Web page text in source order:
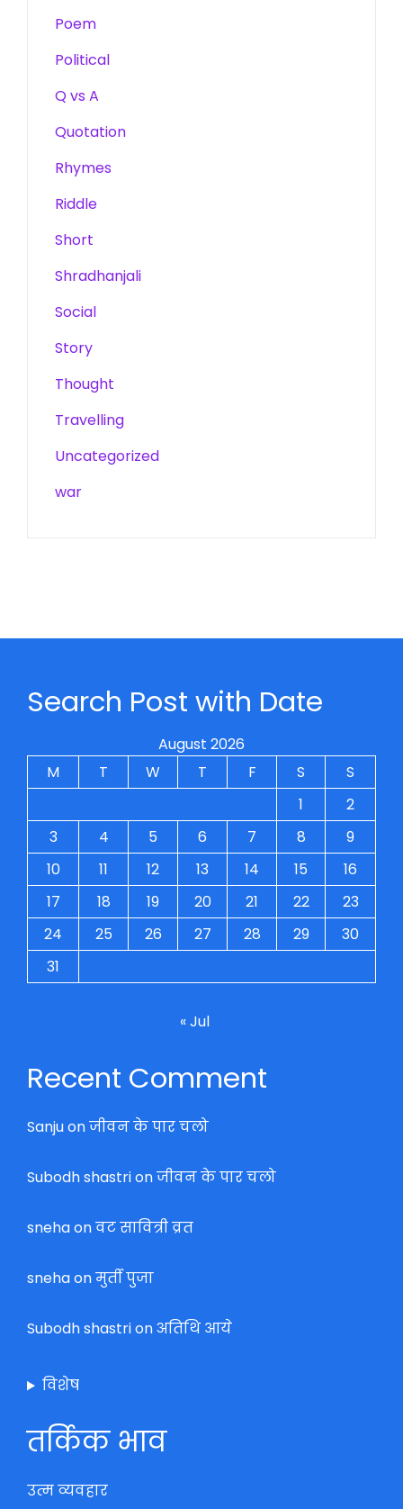
Poem
Political
Q vs A
Quotation
Rhymes
Riddle
Short
Shradhanjali
Social
Story
Thought
Travelling
Uncategorized
war
Search Post with Date
August 2026
M
T W T F S
S
1
2
3
4 5 6 7 8
9
10
11 12 13 14 15
16
17
18 19 20 21 22
23
24
25 26 27 28 29
30
31
« Jul
Recent Comment
Sanjuonजीवन के पार चलो
Subodh shastrionजीवन के पार चलो
snehaonवट सावित्री व्रत
snehaonमुर्ती पुजा
Subodh shastrionअतिथि आये
विशेष
तर्किक भाव
उत्म व्यवहार